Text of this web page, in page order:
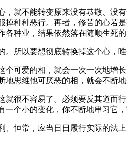
不能转变原来没有恭敬、没
种种恶行。再者，修苦的心
种业，结果依然落在随顺生死的
以要想彻底转换掉这个心，唯
爱的相，就会一次一次地增
思维他可厌恶的相，就会不断
不容易了。必须要反其道而
个小的变化，你不断地串习它
恒常，应当日日履行实际的法上